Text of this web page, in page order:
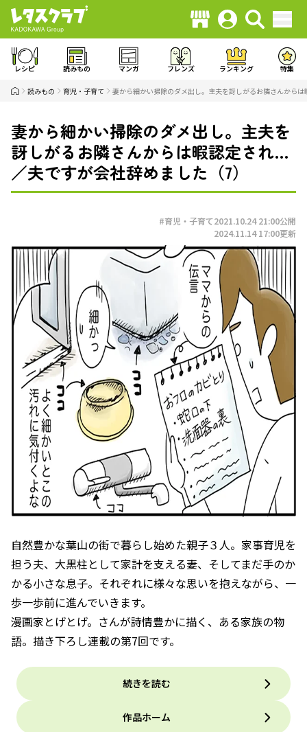
レシピ 読みもの マンガ フレンズ ランキング 特集
読みもの 育児・子育て 妻から細かい掃除のダメ出し。主夫を訝しがるお隣さんから
妻から細かい掃除のダメ出し。主夫を
訝しがるお隣さんからは暇認定され…
／夫ですが会社辞めました（7）
#育児・子育て2021.10.24 21:00公開
2024.11.14 17:00更新
自然豊かな葉山の街で暮らし始めた親子３人。家事育児を
担う夫、大黒柱として家計を支える妻、そしてまだ手のか
かる小さな息子。それぞれに様々な思いを抱えながら、一
歩一歩前に進んでいきます。
漫画家とげとげ。さんが詩情豊かに描く、ある家族の物
語。描き下ろし連載の第7回です。
続きを読む
作品ホーム